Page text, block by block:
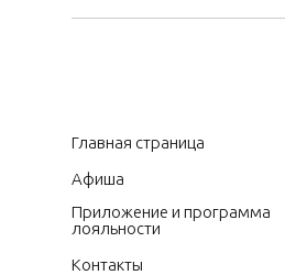
Главная страница
Афиша
Приложение и программа
лояльности
Контакты